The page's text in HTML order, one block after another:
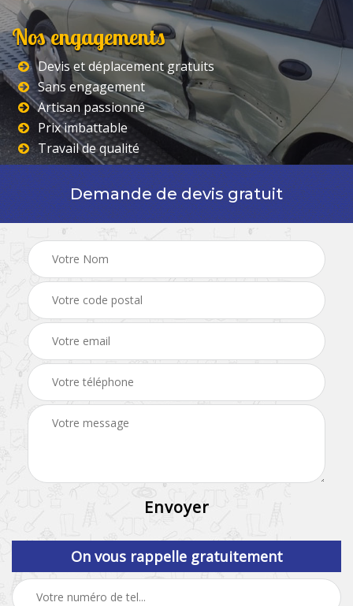
Nos engagements
Devis et déplacement gratuits
Sans engagement
Artisan passionné
Prix imbattable
Travail de qualité
Demande de devis gratuit
On vous rappelle gratuitement